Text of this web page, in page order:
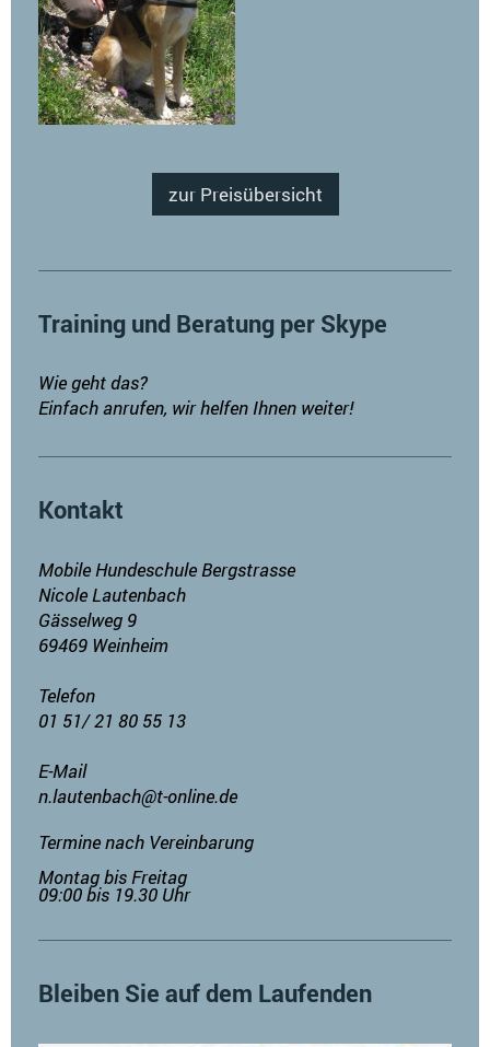
zur Preisübersicht
Training und Beratung per Skype
Wie geht das?
Einfach anrufen, wir helfen Ihnen weiter!
Kontakt
Mobile Hundeschule Bergstrasse
Nicole Lautenbach
Gässelweg 9
69469 Weinheim
Telefon
01 51/ 21 80 55 13
E-Mail
n.lautenbach@t-online.de
Termine nach Vereinbarung
Montag bis Freitag
09:00 bis 19.30 Uhr
Bleiben Sie auf dem Laufenden